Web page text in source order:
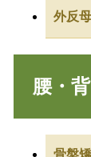
外反
腰・
骨盤